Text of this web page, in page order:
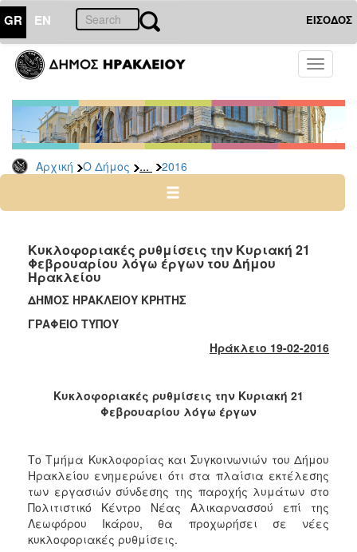
GR EN ΕΙΣΟΔΟΣ
Toggle
Αρχική Ο Δήμος ... 2016
ΔΗΜΟΣ
Δελτία
Τύπου
Αρχείο
2026
2024
2022
2021
2013
2012
2011
2010
Κυκλοφοριακές ρυθμίσεις την Κυριακή 21
Φεβρουαρίου λόγω έργων του Δήμου
Ηρακλείου
ΔΗΜΟΣ ΗΡΑΚΛΕΙΟΥ ΚΡΗΤΗΣ
ΓΡΑΦΕΙΟ ΤΥΠΟΥ
Ηράκλειο 19-02-2016
Κυκλοφοριακές ρυθμίσεις την Κυριακή 21
Φεβρουαρίου λόγω έργων
Το Τμήμα Κυκλοφορίας και Συγκοινωνιών του Δήμου
Ηρακλείου ενημερώνει ότι στα πλαίσια εκτέλεσης
των εργασιών σύνδεσης της παροχής λυμάτων στο
Πολιτιστικό Κέντρο Νέας Αλικαρνασσού επί της
Λεωφόρου Ικάρου, θα προχωρήσει σε νέες
κυκλοφοριακές ρυθμίσεις.